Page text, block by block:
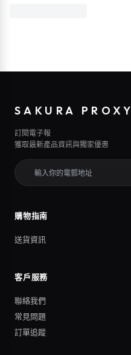
SAKURA PROXY
訂閱電子報
獲取最新產品資訊與獨家優惠
購物指南
送貨資訊
客戶服務
聯絡我們
常見問題
訂單追蹤